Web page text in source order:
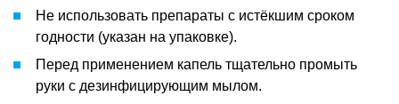
Не использовать препараты с истёкшим сроком
годности (указан на упаковке).
Перед применением капель тщательно промыть
руки с дезинфицирующим мылом.